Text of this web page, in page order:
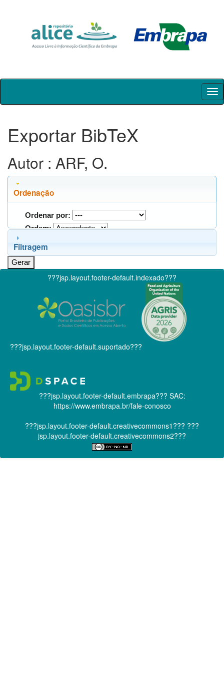
Skip
Exportar BibTeX
Autor : ARF, O.
Ordenação
Ordenar por:
Ordem:
Filtragem
???jsp.layout.footer-default.indexado???
???jsp.layout.footer-default.suportado???
???jsp.layout.footer-default.embrapa??? SAC:
https://www.embrapa.br/fale-conosco
???jsp.layout.footer-default.creativecommons1??? ???
jsp.layout.footer-default.creativecommons2???